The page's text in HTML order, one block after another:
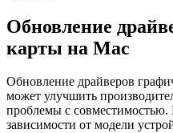
Обновление
карты на Mac
Обновление драйверов
может улучшить
проблемы с совместимостью.
зависимости от модели